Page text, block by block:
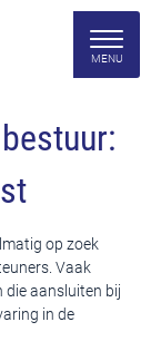
op zoek
Vaak
die aansluiten bij
in de